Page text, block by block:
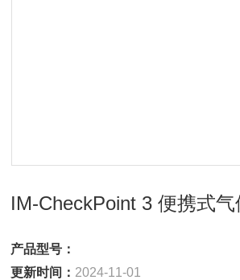
IM-CheckPoint 3 便携式
产品型号：
更新时间： 2024-11-01